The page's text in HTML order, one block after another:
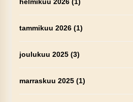
tammikuu 2026(1)
joulukuu 2025(3)
marraskuu 2025(1)